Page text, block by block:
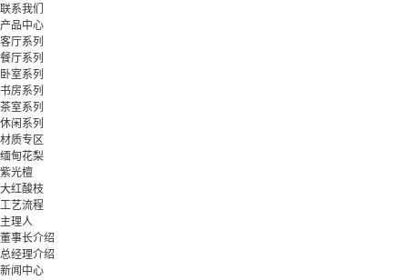
联系我们
产品中心
客厅系列
餐厅系列
卧室系列
书房系列
茶室系列
休闲系列
材质专区
缅甸花梨
紫光檀
大红酸枝
工艺流程
主理人
董事长介绍
总经理介绍
新闻中心